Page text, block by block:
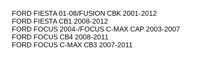
FORD FIESTA 01-08/FUSION CBK 2001-2012
FORD FIESTA CB1 2008-2012
FORD FOCUS 2004-/FOCUS C-MAX CAP 2003-2007
FORD FOCUS CB4 2008-2011
FORD FOCUS C-MAX CB3 2007-2011